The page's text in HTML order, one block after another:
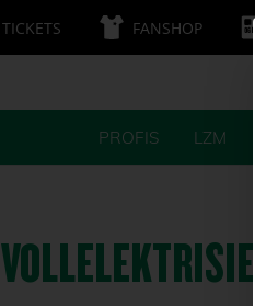
TICKETS FANSHOP
PROFIS LZM